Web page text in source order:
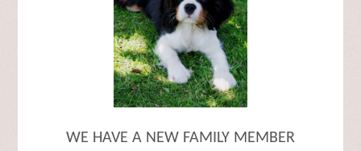
WE HAVE A NEW FAMILY MEMBER